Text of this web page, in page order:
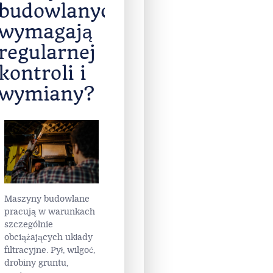
More
filtry
budowlanych
wymagają
regularnej
kontroli i
wymiany?